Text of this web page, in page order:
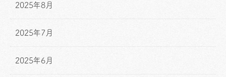
2025年8月
2025年7月
2025年6月